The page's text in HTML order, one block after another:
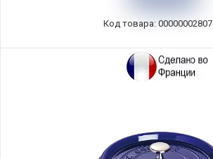
Код товара: 00000002807